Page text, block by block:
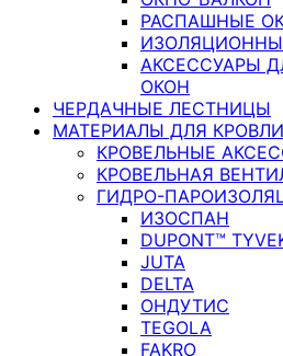
РАСПАШНЫЕ
АКСЕССУАРЫ
ОКОН
ЧЕРДАЧНЫЕ ЛЕСТНИЦЫ
МАТЕРИАЛЫ ДЛЯ КРОВЛИ
КРОВЕЛЬНЫЕ
КРОВЕЛЬНАЯ
ГИДРО-
ИЗОСПАН
DUPONT™
JUTA
DELTA
ОНДУТИС
TEGOLA
FAKRO